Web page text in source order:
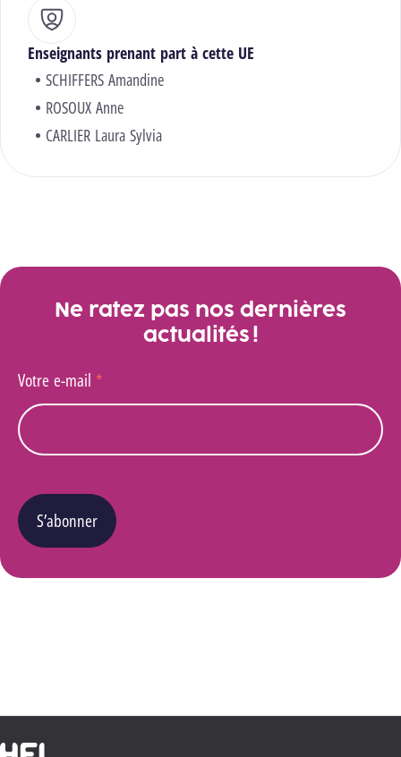
Enseignants prenant part à cette UE
SCHIFFERS Amandine
ROSOUX Anne
CARLIER Laura Sylvia
Ne ratez pas nos dernières
actualités !
Votre e-mail *
S’abonner
Haute École Libre Mosane